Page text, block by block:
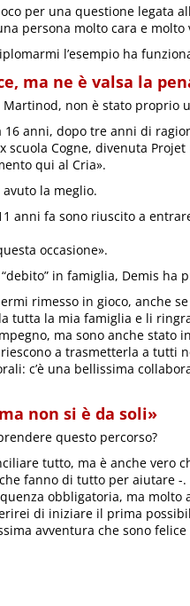
per una questione legata
persona molto cara e
l’esempio ha
ma ne è valsa la
non è stato proprio
16 anni, dopo tre anni di
scuola Cogne, divenuta
qui al Cria».
la meglio.
anni fa sono riuscito a
occasione».
in famiglia, Demis ha
rimesso in gioco, anche
tutta la mia famiglia e li
ma sono anche stato
a trasmetterla a tutti
c’è una bellissima
non si è da soli»
questo percorso?
tutto, ma è anche vero
fanno di tutto per aiutare -.
obbligatoria, ma molto
di iniziare il prima
avventura che sono felice